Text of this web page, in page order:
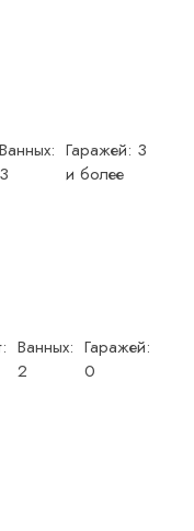
Ванных:
3
Гаражей: 3
и более
Ванных:
2
Гаражей:
0